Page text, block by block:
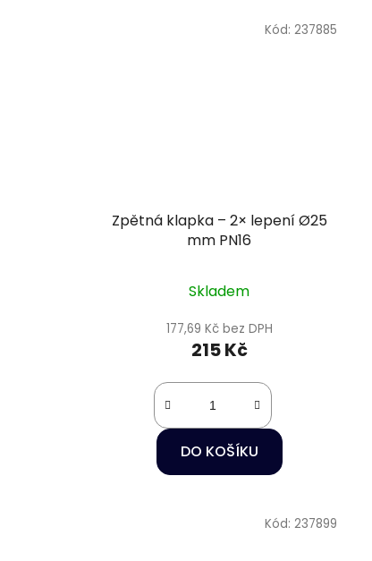
Zpětná klapka – 2× lepení Ø25
mm PN16
Skladem
177,69 Kč bez DPH
215 Kč
DO KOŠÍKU
Kód: 237885
Kód: 237899